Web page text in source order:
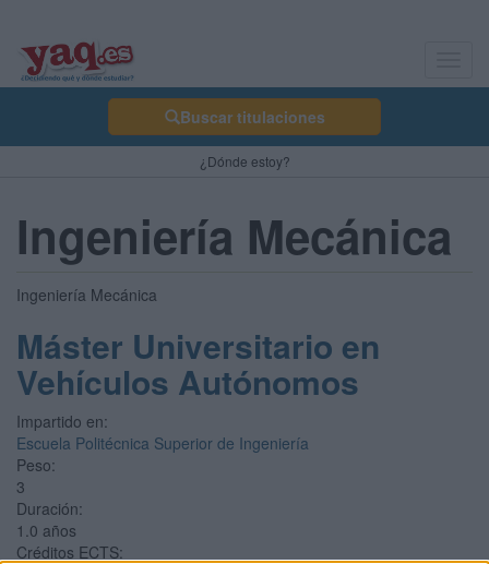
Buscar titulaciones
¿Dónde estoy?
Ingeniería Mecánica
Ingeniería Mecánica
Máster Universitario en
Vehículos Autónomos
Impartido en:
Escuela Politécnica Superior de Ingeniería
Peso:
3
Duración:
1.0 años
Créditos ECTS: